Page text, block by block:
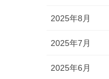
2025年8月
2025年7月
2025年6月